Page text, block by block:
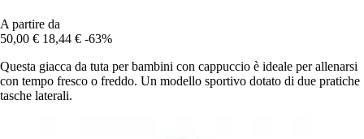
A partire da
50,00 € 18,44 € -63%
Questa giacca da tuta per bambini con cappuccio è ideale per allenarsi
con tempo fresco o freddo. Un modello sportivo dotato di due pratiche
tasche laterali.